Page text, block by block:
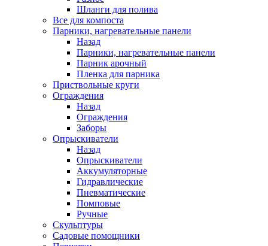
Шланги для полива
Все для компоста
Парники, нагревательные панели
Назад
Парники, нагревательные панели
Парник арочный
Пленка для парника
Приствольные круги
Ограждения
Назад
Ограждения
Заборы
Опрыскиватели
Назад
Опрыскиватели
Аккумуляторные
Гидравлические
Пневматические
Помповые
Ручные
Скульптуры
Садовые помощники